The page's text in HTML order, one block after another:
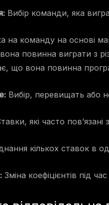
Вибір команди, яка
на команду на основі
повинна виграти з
що вона повинна
Вибір, перевищать або
які часто
кількох ставок в
Зміна коефіцієнтів під